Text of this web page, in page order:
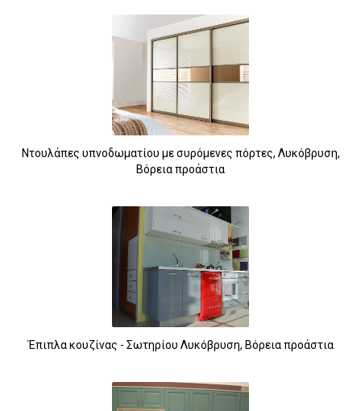
Ντουλάπες υπνοδωματίου με συρόμενες πόρτες, Λυκόβρυση,
Βόρεια προάστια
Έπιπλα κουζίνας - Σωτηρίου Λυκόβρυση, Βόρεια προάστια